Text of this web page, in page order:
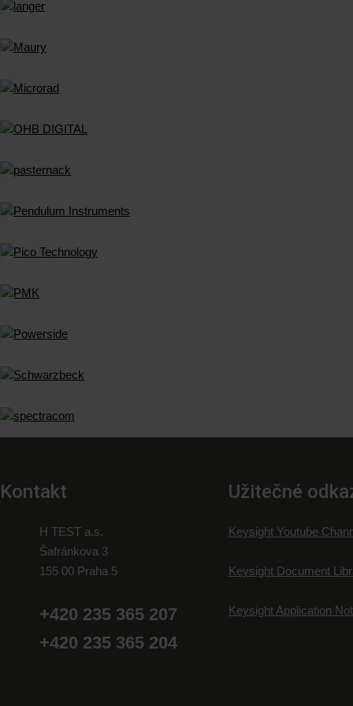
Kontakt
H TEST a.s.
Šafránkova 3
155 00 Praha 5
+420 235 365 207
+420 235 365 204
Užitečné
Keysight Youtube
Keysight Document
Keysight Application